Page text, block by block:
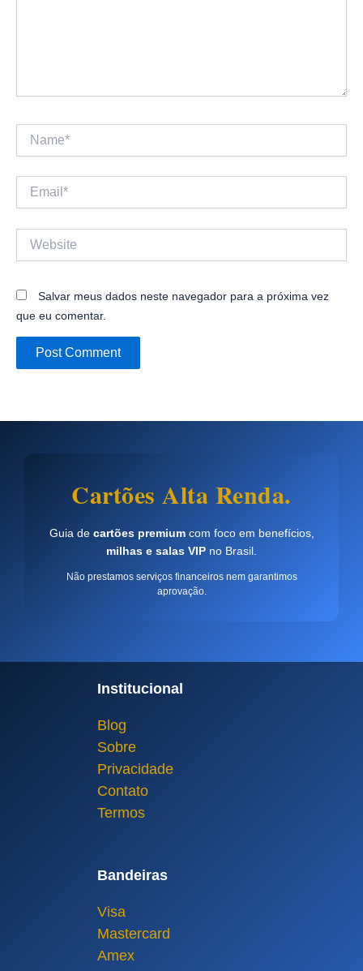
Salvar meus dados neste navegador para a próxima vez
que eu comentar.
Cartões Alta Renda.
Guia de cartões premiumcom foco em benefícios,
milhas e salas VIP no Brasil.
Não prestamos serviços financeiros nem garantimos
aprovação.
Institucional
Blog
Sobre
Privacidade
Contato
Termos
Bandeiras
Visa
Mastercard
Amex